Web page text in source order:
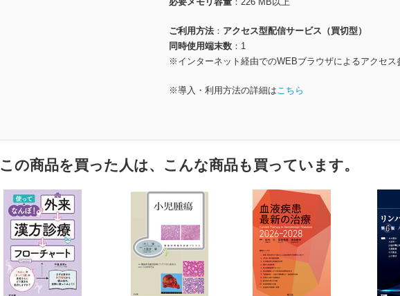
ご利用方法
アクセス型配信サービス（買切型）
同時使用端末数
1
※インターネット経由でのWEBブラウザによるアクセス
※導入・利用方法の詳細はこちら
この商品を買った人は、こんな商品も買っています。